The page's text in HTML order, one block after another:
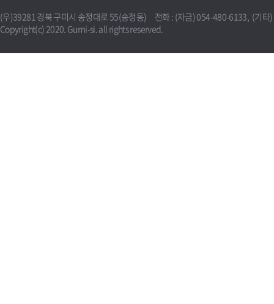
(우)39281 경북 구미시 송정대로 55(송정동) 전화 : (자금) 054-480-6133, (기타
Copyright(c) 2020. Gumi-si. all rights reserved.